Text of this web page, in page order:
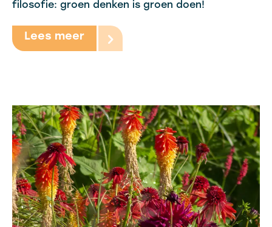
filosofie: groen denken is groen doen!
Lees meer